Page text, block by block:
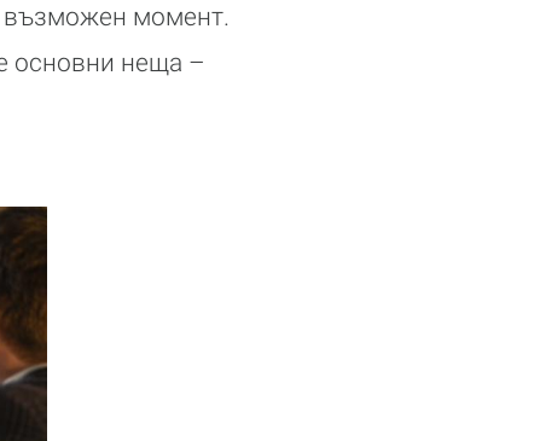
възможен момент.
основни неща –